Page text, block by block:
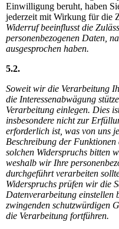
Einwilligung beruht, haben
jederzeit mit Wirkung für die
Widerruf beeinflusst die
personenbezogenen Daten,
ausgesprochen haben.
5.2.
Soweit wir die Verarbeitung
die Interessenabwägung
Verarbeitung einlegen. Dies
insbesondere nicht zur
erforderlich ist, was von uns
Beschreibung der
solchen Widerspruchs bitten
weshalb wir Ihre
durchgeführt verarbeiten
Widerspruchs prüfen wir die
Datenverarbeitung einstellen
zwingenden schutzwürdigen
die Verarbeitung fortführen.